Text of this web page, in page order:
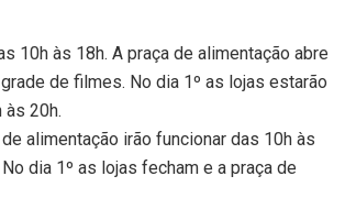
10h às 18h. A praça de alimentação abre
de filmes. No dia 1º as lojas estarão
às 20h.
alimentação irão funcionar das 10h às
dia 1º as lojas fecham e a praça de